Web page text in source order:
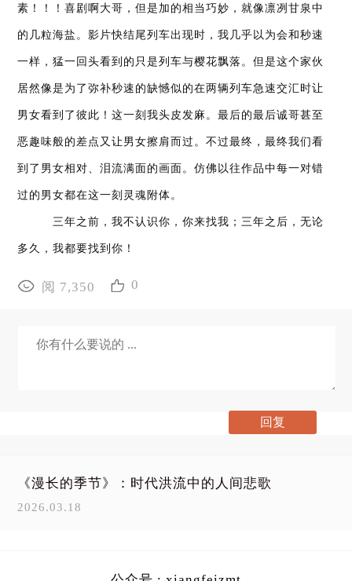
素！！！喜剧啊大哥，但是加的相当巧妙，就像凛冽甘泉中
的几粒海盐。影片快结尾列车出现时，我几乎以为会和秒速
一样，猛一回头看到的只是列车与樱花飘落。但是这个家伙
居然像是为了弥补秒速的缺憾似的在两辆列车急速交汇时让
男女看到了彼此！这一刻我头皮发麻。最后的最后诚哥甚至
恶趣味般的差点又让男女擦肩而过。不过最终，最终我们看
到了男女相对、泪流满面的画面。仿佛以往作品中每一对错
过的男女都在这一刻灵魂附体。
三年之前，我不认识你，你来找我；三年之后，无论
多久，我都要找到你！
阅 7,350 0
《漫长的季节》：时代洪流中的人间悲歌
2026.03.18